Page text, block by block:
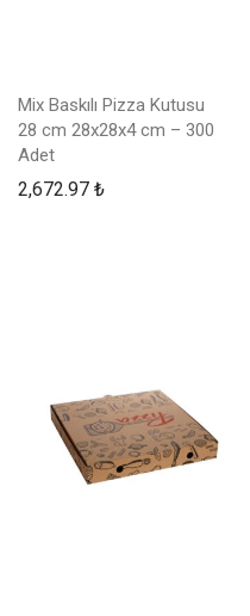
Mix Baskılı Pizza Kutusu
28 cm 28x28x4 cm – 300
Adet
2,672.97 ₺